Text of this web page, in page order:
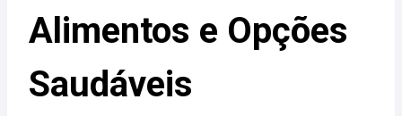
Alimentos e Opções
Saudáveis